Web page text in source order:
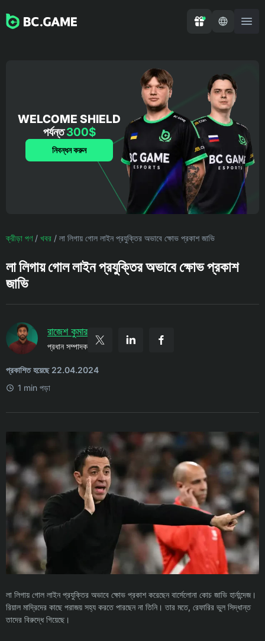
WELCOME SHIELD
পর্যন্ত300$
নিবন্ধন করুন
ক্রীড়া পণ/ খবর / লা লিগায় গোল লাইন প্রযুক্তির অভাবে ক্ষোভ প্রকাশ জাভি
লা লিগায় গোল লাইন প্রযুক্তির অভাবে ক্ষোভ প্রকাশ
জাভি
রাজেশ কুমার
প্রধান সম্পাদক
প্রকাশিত হয়েছে 22.04.2024
1 min পড়া
লা লিগায় গোল লাইন প্রযুক্তির অভাবে ক্ষোভ প্রকাশ করেছেন বার্সেলোনা কোচ জাভি হার্নান্দেজ।
রিয়াল মাদ্রিদের কাছে পরাজয় সহ্য করতে পারছেন না তিনি। তার মতে, রেফারির ভুল সিদ্ধান্ত
তাদের বিরুদ্ধে গিয়েছে।